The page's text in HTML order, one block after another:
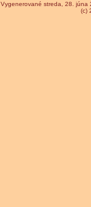
Vygenerované streda, 28.
(c)